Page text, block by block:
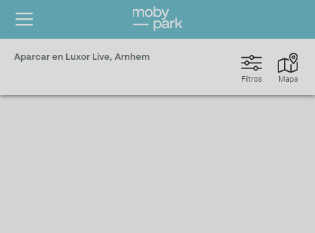
Aparcar en Luxor Live, Arnhem
Mapa
Filtros